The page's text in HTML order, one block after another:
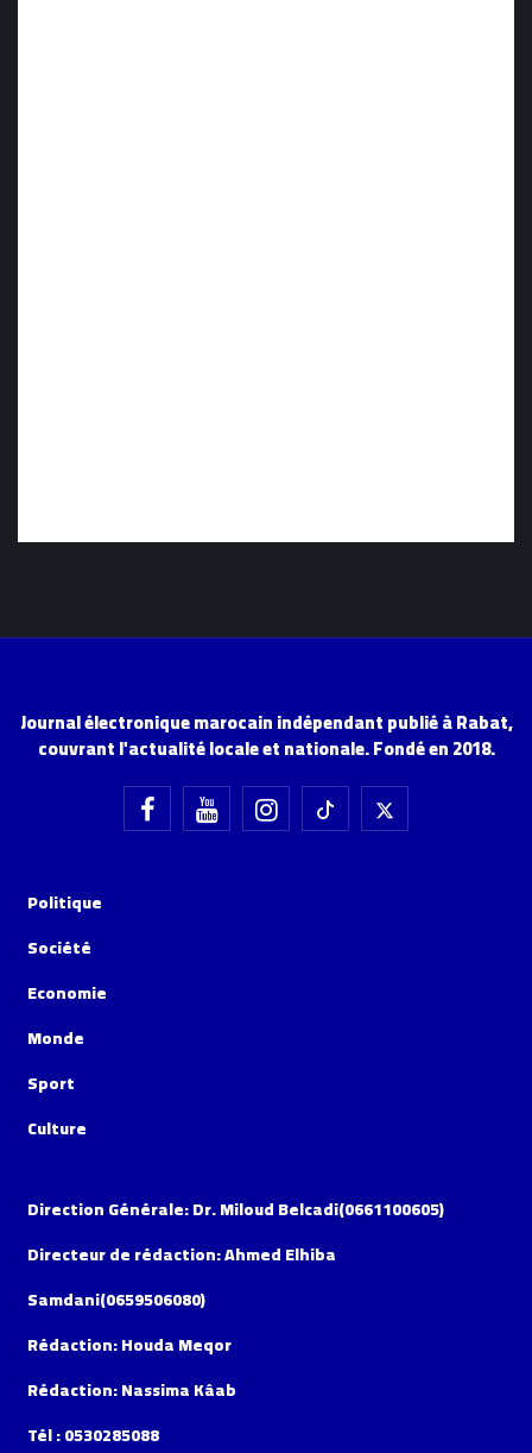
Journal électronique marocain indépendant publié à Rabat,
couvrant l'actualité locale et nationale. Fondé en 2018.
Politique
Société
Economie
Monde
Sport
Culture
Direction Générale: Dr. Miloud Belcadi(0661100605)
Directeur de rédaction: Ahmed Elhiba
Samdani(0659506080)
Rédaction: Houda Meqor
Rédaction: Nassima Kâab
Tél : 0530285088